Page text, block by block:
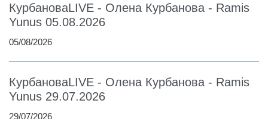
КурбановаLIVE - Олена Курбанова - Ramis
Yunus 05.08.2026
05/08/2026
КурбановаLIVE - Олена Курбанова - Ramis
Yunus 29.07.2026
29/07/2026